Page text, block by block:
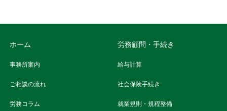
ホーム
事務所案内
ご相談の流れ
労務コラム
労務顧問・手続き
給与計算
社会保険手続き
就業規則・規程整備